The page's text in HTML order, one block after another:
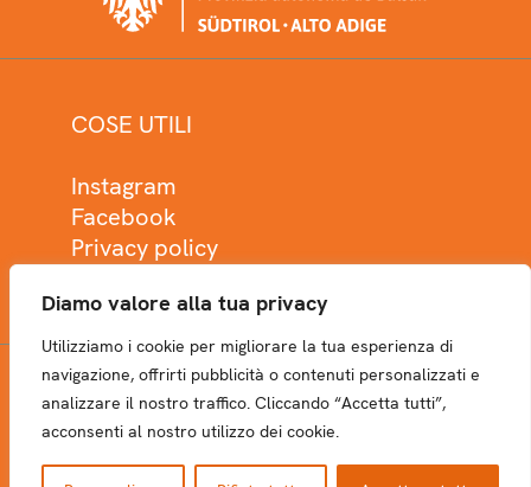
Diamo valore alla tua privacy
Utilizziamo i cookie per migliorare la tua esperienza di
navigazione, offrirti pubblicità o contenuti personalizzati e
analizzare il nostro traffico. Cliccando “Accetta tutti”,
acconsenti al nostro utilizzo dei cookie.
COSE UTILI
Instagram
Facebook
Privacy policy
NEWSLETTER